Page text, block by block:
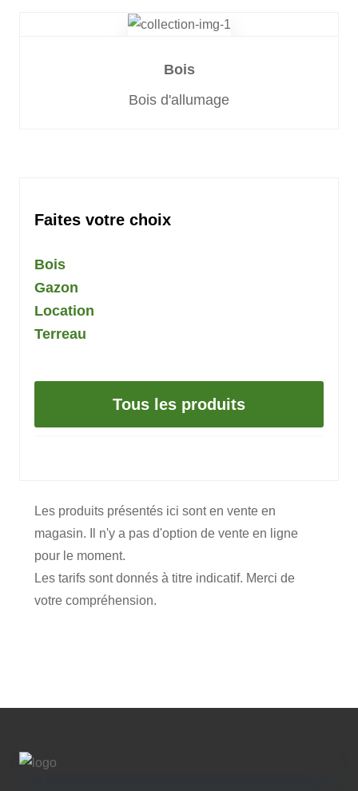
Bois
Bois d'allumage
Faites votre choix
Bois
Gazon
Location
Terreau
Tous les produits
Les produits présentés ici sont en vente en
magasin. Il n'y a pas d'option de vente en ligne
pour le moment.
Les tarifs sont donnés à titre indicatif. Merci de
votre compréhension.